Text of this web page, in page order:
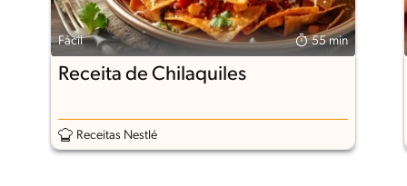
Fácil 55 min
Receita de Chilaquiles
Receitas Nestlé